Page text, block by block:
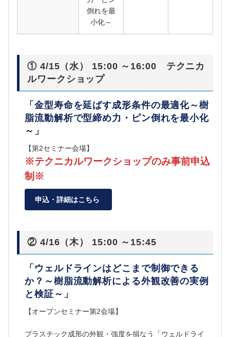
倒れを最
小化～
① 4/15（水） 15:00 ～16:00 テクニカ
ルワークショップ
「金型寿命を延ばす成形条件の最適化～樹
脂流動解析で型締め力・ピン倒れを最小化
～」
【第2セミナー会場】
※テクニカルワークショップのみ事前申込
制※
申込・詳細はこちら
② 4/16（木） 15:00 ～15:45
「ウェルドラインはどこまで制御できる
か？～樹脂流動解析による外観改善の実例
と検証～」
【オープンセミナー第2会場】
プラスチック成形の外観・強度を損なう「ウェルドライ